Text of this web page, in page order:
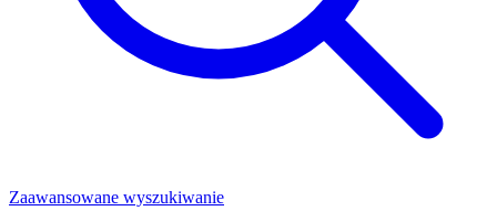
Zaawansowane wyszukiwanie